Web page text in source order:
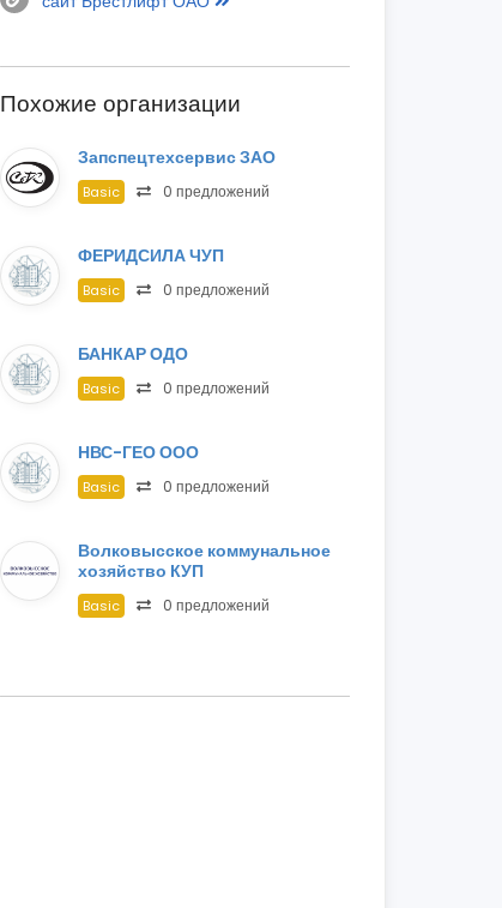
Похожие организации
Запспецтехсервис ЗАО
Basic 0 предложений
ФЕРИДСИЛА ЧУП
Basic 0 предложений
БАНКАР ОДО
Basic 0 предложений
НВС-ГЕО ООО
Basic 0 предложений
Волковысское коммунальное
хозяйство КУП
Basic 0 предложений